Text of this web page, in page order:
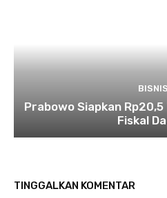
BISNIS
Prabowo Siapkan
Fiskal
TINGGALKAN KOMENTAR